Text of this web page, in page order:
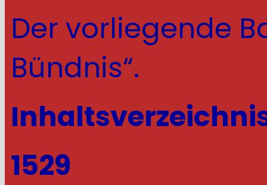
Der vorliegende
Bündnis“.
1529